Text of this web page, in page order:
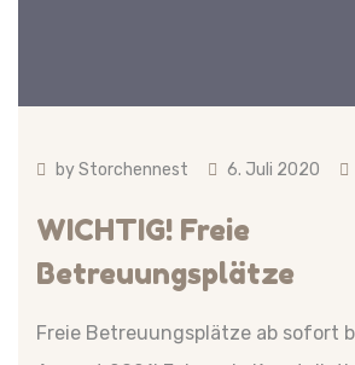
byStorchennest 6. Juli 2020
WICHTIG! Freie
Betreuungsplätze
Freie Betreuungsplätze ab sofort